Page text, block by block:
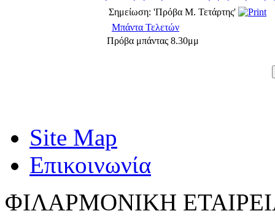
Σημείωση: 'Πρόβα Μ. Τετάρτης'
Μπάντα Τελετών
Πρόβα μπάντας 8.30μμ
Site Map
Επικοινωνία
ΦΙΛΑΡΜΟΝΙΚΗ